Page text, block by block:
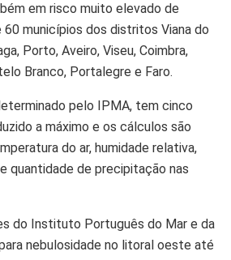
em risco muito elevado de
60 municípios dos distritos Viana do
Porto, Aveiro, Viseu, Coimbra,
Branco, Portalegre e Faro.
pelo IPMA, tem cinco
a máximo e os cálculos são
do ar, humidade relativa,
quantidade de precipitação nas
do Instituto Português do Mar e da
nebulosidade no litoral oeste até